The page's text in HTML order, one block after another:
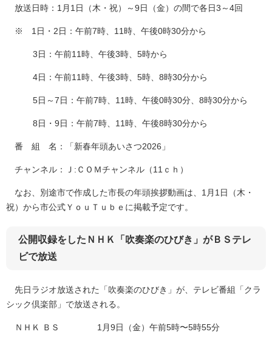
放送日時：1月1日（木・祝）～9日（金）の間で各日3～4回
※ 1日・2日：午前7時、11時、午後0時30分から
3日：午前11時、午後3時、5時から
4日：午前11時、午後3時、5時、8時30分から
5日～7日：午前7時、11時、午後0時30分、8時30分から
8日・9日：午前7時、11時、午後8時30分から
番 組 名：「新春年頭あいさつ2026」
チャンネル：Ｊ:ＣＯＭチャンネル（11ｃｈ）
なお、別途市で作成した市長の年頭挨拶動画は、1月1日（木・
祝）から市公式ＹｏｕＴｕｂｅに掲載予定です。
公開収録をしたＮＨＫ「吹奏楽のひびき」がＢＳテレ
ビで放送
先日ラジオ放送された「吹奏楽のひびき」が、テレビ番組「クラ
シック倶楽部」で放送される。
ＮＨＫ ＢＳ 1月9日（金）午前5時〜5時55分